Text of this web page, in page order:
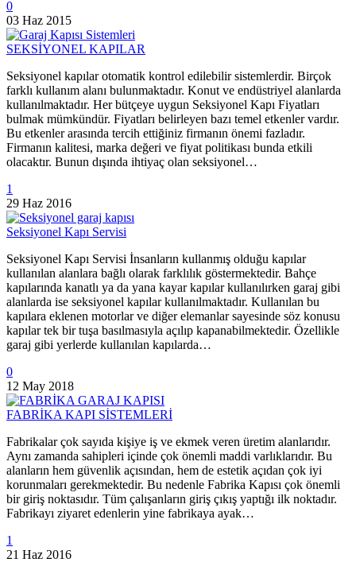
0
03 Haz 2015
SEKSİYONEL KAPILAR
Seksiyonel kapılar otomatik kontrol edilebilir sistemlerdir. Birçok
farklı kullanım alanı bulunmaktadır. Konut ve endüstriyel alanlarda
kullanılmaktadır. Her bütçeye uygun Seksiyonel Kapı Fiyatları
bulmak mümkündür. Fiyatları belirleyen bazı temel etkenler vardır.
Bu etkenler arasında tercih ettiğiniz firmanın önemi fazladır.
Firmanın kalitesi, marka değeri ve fiyat politikası bunda etkili
olacaktır. Bunun dışında ihtiyaç olan seksiyonel…
1
29 Haz 2016
Seksiyonel Kapı Servisi
Seksiyonel Kapı Servisi İnsanların kullanmış olduğu kapılar
kullanılan alanlara bağlı olarak farklılık göstermektedir. Bahçe
kapılarında kanatlı ya da yana kayar kapılar kullanılırken garaj gibi
alanlarda ise seksiyonel kapılar kullanılmaktadır. Kullanılan bu
kapılara eklenen motorlar ve diğer elemanlar sayesinde söz konusu
kapılar tek bir tuşa basılmasıyla açılıp kapanabilmektedir. Özellikle
garaj gibi yerlerde kullanılan kapılarda…
0
12 May 2018
FABRİKA KAPI SİSTEMLERİ
Fabrikalar çok sayıda kişiye iş ve ekmek veren üretim alanlarıdır.
Aynı zamanda sahipleri içinde çok önemli maddi varlıklarıdır. Bu
alanların hem güvenlik açısından, hem de estetik açıdan çok iyi
korunmaları gerekmektedir. Bu nedenle Fabrika Kapısı çok önemli
bir giriş noktasıdır. Tüm çalışanların giriş çıkış yaptığı ilk noktadır.
Fabrikayı ziyaret edenlerin yine fabrikaya ayak…
1
21 Haz 2016